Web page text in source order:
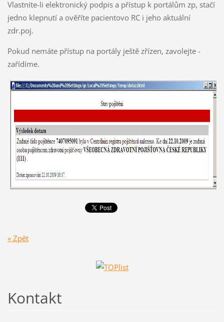
Vlastníte-li elektronický podpis a přístup k portálům zp, stačí
jedno klepnutí a ověříte pacientovo RC i jeho aktuální
zdr.poj.
Pokud nemáte přístup na portály ještě zřízen, zavolejte -
zařídíme.
« Zpět
Kontakt